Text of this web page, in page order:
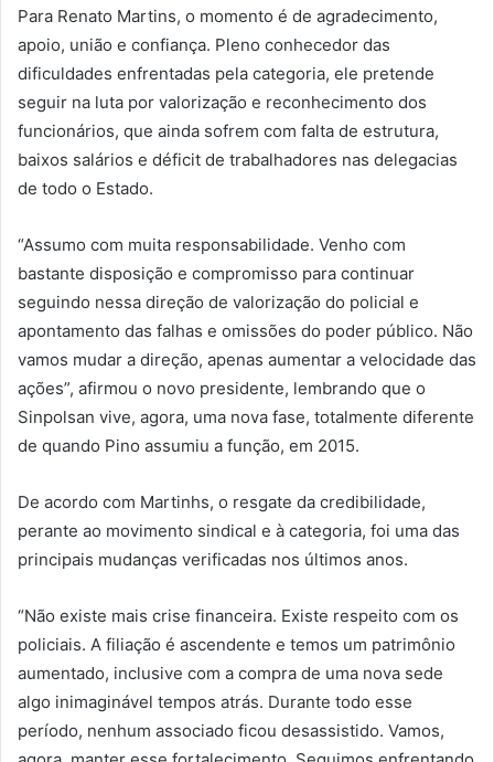
Para Renato Martins, o momento é de agradecimento,
apoio, união e confiança. Pleno conhecedor das
dificuldades enfrentadas pela categoria, ele pretende
seguir na luta por valorização e reconhecimento dos
funcionários, que ainda sofrem com falta de estrutura,
baixos salários e déficit de trabalhadores nas delegacias
de todo o Estado.
“Assumo com muita responsabilidade. Venho com
bastante disposição e compromisso para continuar
seguindo nessa direção de valorização do policial e
apontamento das falhas e omissões do poder público. Não
vamos mudar a direção, apenas aumentar a velocidade das
ações”, afirmou o novo presidente, lembrando que o
Sinpolsan vive, agora, uma nova fase, totalmente diferente
de quando Pino assumiu a função, em 2015.
De acordo com Martinhs, o resgate da credibilidade,
perante ao movimento sindical e à categoria, foi uma das
principais mudanças verificadas nos últimos anos.
“Não existe mais crise financeira. Existe respeito com os
policiais. A filiação é ascendente e temos um patrimônio
aumentado, inclusive com a compra de uma nova sede
algo inimaginável tempos atrás. Durante todo esse
período, nenhum associado ficou desassistido. Vamos,